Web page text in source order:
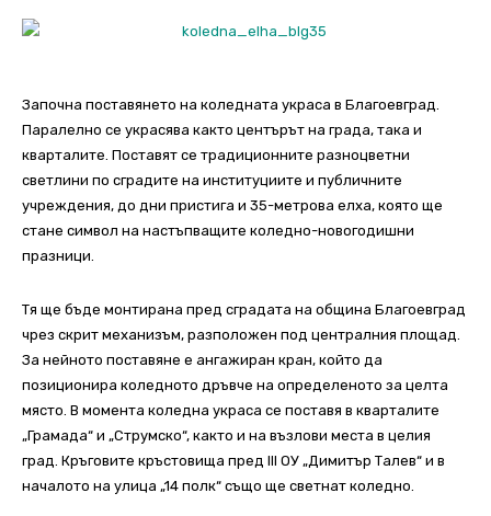
Започна поставянето на коледната украса в Благоевград.
Паралелно се украсява както центърът на града, така и
кварталите. Поставят се традиционните разноцветни
светлини по сградите на институциите и публичните
учреждения, до дни пристига и 35-метрова елха, която ще
стане символ на настъпващите коледно-новогодишни
празници.
Тя ще бъде монтирана пред сградата на община Благоевград
чрез скрит механизъм, разположен под централния площад.
За нейното поставяне е ангажиран кран, който да
позиционира коледното дръвче на определеното за целта
място. В момента коледна украса се поставя в кварталите
„Грамада“ и „Струмско“, както и на възлови места в целия
град. Кръговите кръстовища пред III ОУ „Димитър Талев“ и в
началото на улица „14 полк“ също ще светнат коледно.